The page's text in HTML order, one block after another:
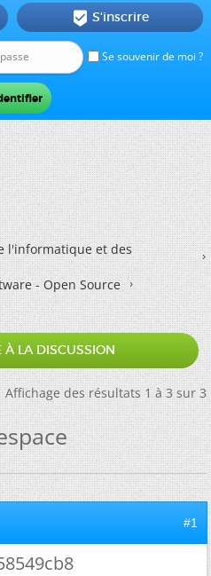
Se souvenir de moi ?
 S'inscrire
l'informatique et des
- Open Source
À LA DISCUSSION
Affichage des résultats 1 à 3 sur 3
#1